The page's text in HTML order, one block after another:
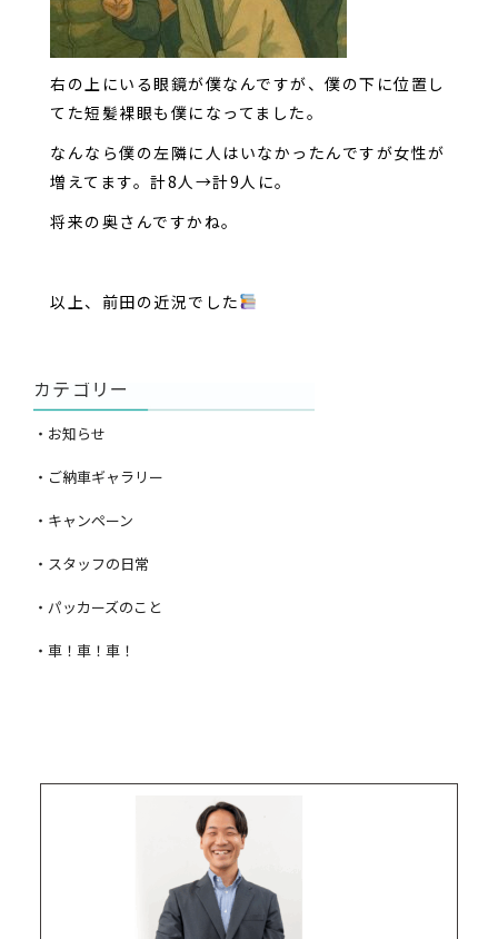
右の上にいる眼鏡が僕なんですが、僕の下に位置し
てた短髪裸眼も僕になってました。
なんなら僕の左隣に人はいなかったんですが女性が
増えてます。計8人→計9人に。
将来の奥さんですかね。
以上、前田の近況でした
カテゴリー
・お知らせ
・ご納車ギャラリー
・キャンペーン
・スタッフの日常
・パッカーズのこと
・車！車！車！